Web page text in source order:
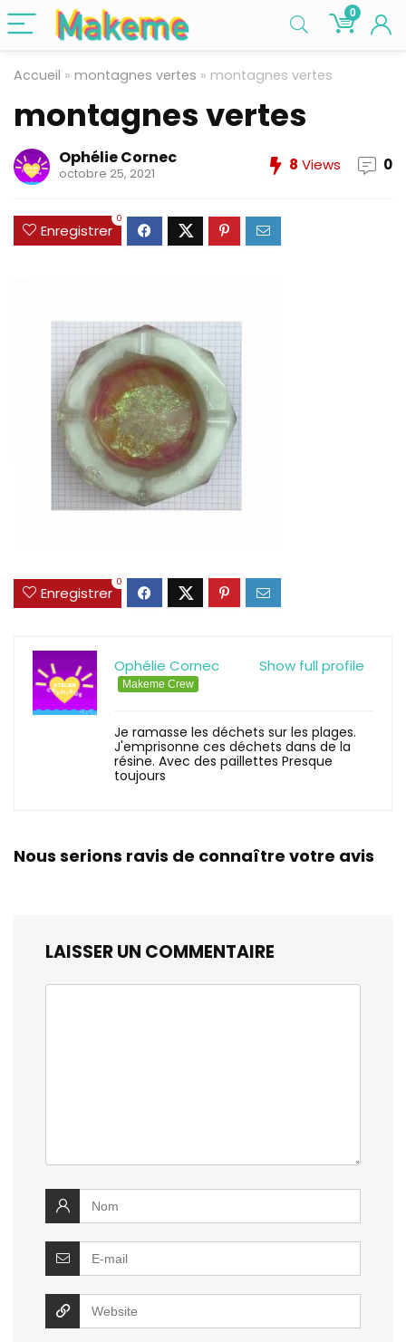
0
Accueil » montagnes vertes » montagnes vertes
montagnes vertes
Ophélie Cornec
octobre 25, 2021 8 Views 0
Enregistrer
0
Enregistrer
0
Show full profile
Ophélie Cornec
Makeme Crew
Je ramasse les déchets sur les plages.
J'emprisonne ces déchets dans de la
résine. Avec des paillettes Presque
toujours
Nous serions ravis de connaître votre avis
LAISSER UN COMMENTAIRE